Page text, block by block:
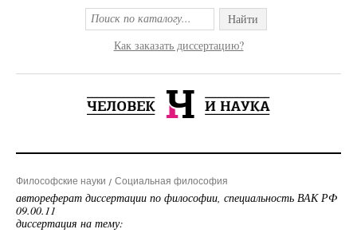
Найти
Как заказать диссертацию?
Философские науки Социальная философия
автореферат диссертации по философии, специальность ВАК РФ
09.00.11
диссертация на тему: